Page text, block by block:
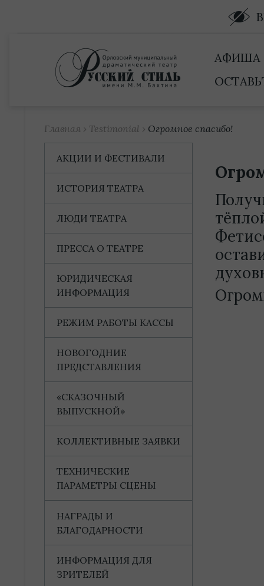
АФИША
Главная › Testimonial › Огромное спасибо!
АКЦИИ И ФЕСТИВАЛИ
ИСТОРИЯ ТЕАТРА
ЛЮДИ ТЕАТРА
ПРЕССА О ТЕАТРЕ
ЮРИДИЧЕСКАЯ
ИНФОРМАЦИЯ
РЕЖИМ РАБОТЫ КАССЫ
НОВОГОДНИЕ
ПРЕДСТАВЛЕНИЯ
«СКАЗОЧНЫЙ
ВЫПУСКНОЙ»
КОЛЛЕКТИВНЫЕ ЗАЯВКИ
ТЕХНИЧЕСКИЕ
ПАРАМЕТРЫ СЦЕНЫ
НАГРАДЫ И
БЛАГОДАРНОСТИ
ИНФОРМАЦИЯ ДЛЯ
ЗРИТЕЛЕЙ